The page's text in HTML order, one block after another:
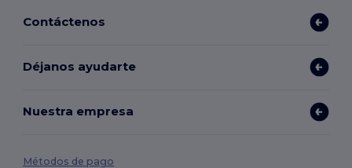
Contáctenos
Déjanos ayudarte
Nuestra empresa
Métodos de pago